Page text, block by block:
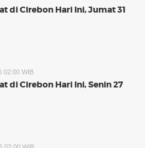
di Cirebon Hari Ini, Jumat 31
02:00 WIB
di Cirebon Hari Ini, Senin 27